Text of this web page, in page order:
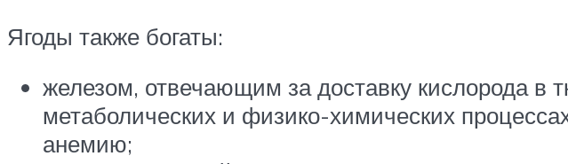
Ягоды также богаты:
железом, отвечающим за доставку кислорода в
метаболических и физико-химических
анемию;